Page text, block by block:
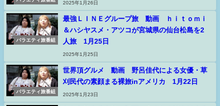
2025年1月26日
バラエティ旅番組
最強ＬＩＮＥグループ旅 動画 ｈｉｔｏｍｉ
＆ハシヤスメ・アツコが宮城県の仙台松島を2
人旅 1月25日
2025年1月25日
バラエティ旅番組
世界頂グルメ 動画 野呂佳代による女優・草
刈民代の素顔まる裸旅inアメリカ 1月22日
2025年1月23日